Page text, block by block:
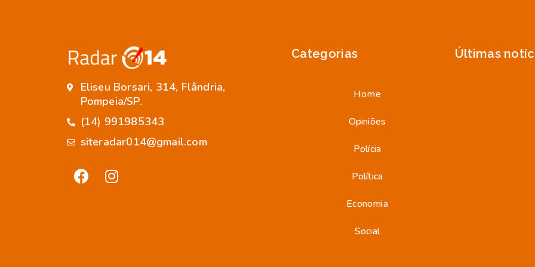
Eliseu Borsari, 314, Flândria,
Pompeia/SP.
(14) 991985343
siteradar014@gmail.com
Categorias
Home
Opiniões
Polícia
Política
Economia
Social
Últimas